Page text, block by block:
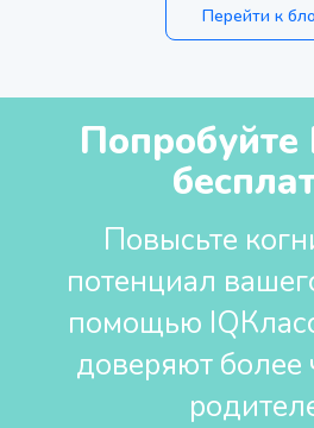
Перейти к
Попробуйте
Повысьте
потенциал
помощью
доверяют